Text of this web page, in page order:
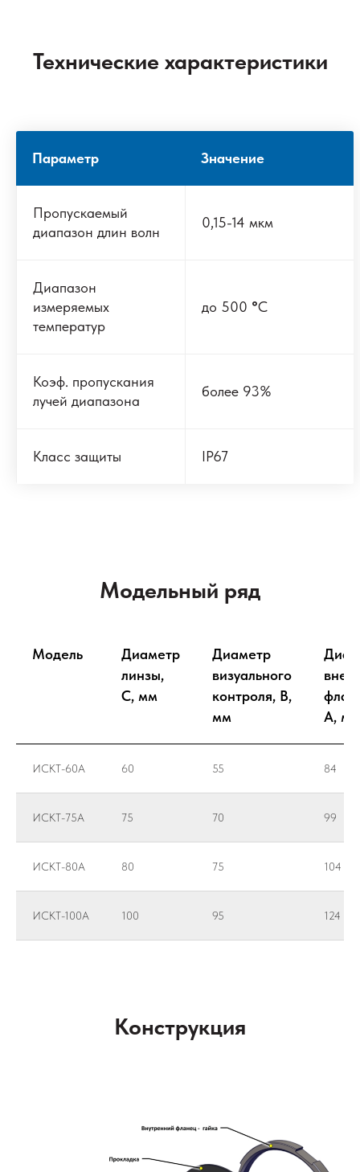
Технические характеристики
Параметр Значение
Пропускаемый
диапазон длин волн
0,15-14 мкм
Диапазон
измеряемых
температур
до 500 °С
Коэф. пропускания
лучей диапазона
более 93%
Класс защиты IP67
Модельный ряд
Модель
Диаметр
линзы,
С, мм
Диаметр
визуального
контроля, В,
мм
А, мм
ИСКТ-60A 60 55 84
ИСКТ-75A 75 70 99
ИСКТ-80A 80 75 104
ИСКТ-100A 100 95 124
Конструкция